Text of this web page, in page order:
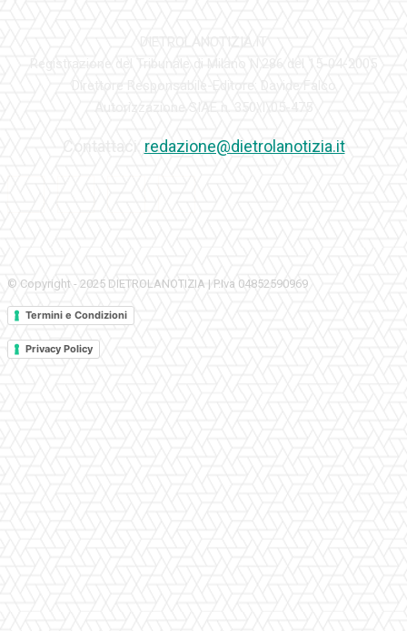
redazione@dietrolanotizia.it
© Copyright - 2025 DIETROLANOTIZIA | P.Iva 04852590969
Termini e Condizioni
Privacy Policy